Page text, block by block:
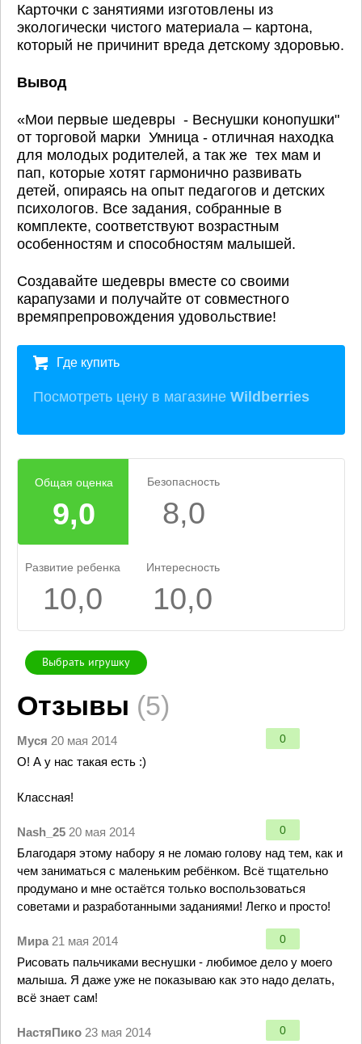
Карточки с занятиями изготовлены из
экологически чистого материала – картона,
который не причинит вреда детскому здоровью.
Вывод
«Мои первые шедевры - Веснушки конопушки"
от торговой марки Умница - отличная находка
для молодых родителей, а так же тех мам и
пап, которые хотят гармонично развивать
детей, опираясь на опыт педагогов и детских
психологов. Все задания, собранные в
комплекте, соответствуют возрастным
особенностям и способностям малышей.
Создавайте шедевры вместе со своими
карапузами и получайте от совместного
времяпрепровождения удовольствие!
Где купить
Посмотреть цену в магазине Wildberries
Общая оценка
9,0
Безопасность
8,0
Развитие ребенка
10,0
Интересность
10,0
Выбрать игрушку
Отзывы (5)
Муся 20 мая 2014 0
О! А у нас такая есть :)
Классная!
Nash_25 20 мая 2014 0
Благодаря этому набору я не ломаю голову над тем, как и
чем заниматься с маленьким ребёнком. Всё тщательно
продумано и мне остаётся только воспользоваться
советами и разработанными заданиями! Легко и просто!
Мира 21 мая 2014 0
Рисовать пальчиками веснушки - любимое дело у моего
малыша. Я даже уже не показываю как это надо делать,
всё знает сам!
НастяПико 23 мая 2014 0